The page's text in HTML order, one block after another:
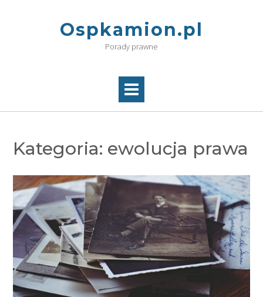
Ospkamion.pl
Porady prawne
Kategoria: ewolucja prawa